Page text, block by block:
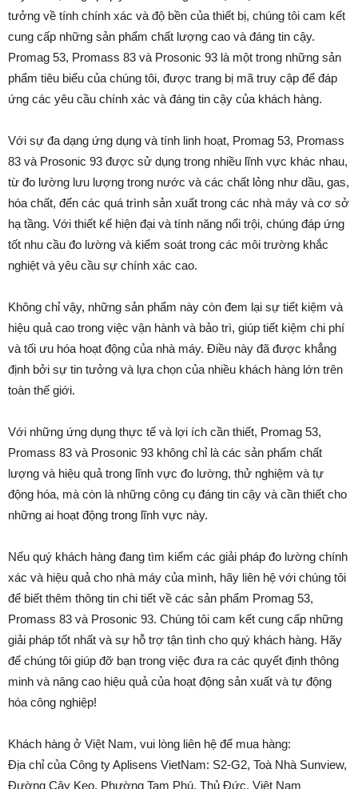
tưởng về tính chính xác và độ bền của thiết bị, chúng tôi cam kết
cung cấp những sản phẩm chất lượng cao và đáng tin cậy.
Promag 53, Promass 83 và Prosonic 93 là một trong những sản
phẩm tiêu biểu của chúng tôi, được trang bị mã truy cập để đáp
ứng các yêu cầu chính xác và đáng tin cậy của khách hàng.
Với sự đa dạng ứng dụng và tính linh hoạt, Promag 53, Promass
83 và Prosonic 93 được sử dụng trong nhiều lĩnh vực khác nhau,
từ đo lường lưu lượng trong nước và các chất lỏng như dầu, gas,
hóa chất, đến các quá trình sản xuất trong các nhà máy và cơ sở
hạ tầng. Với thiết kế hiện đại và tính năng nổi trội, chúng đáp ứng
tốt nhu cầu đo lường và kiểm soát trong các môi trường khắc
nghiệt và yêu cầu sự chính xác cao.
Không chỉ vậy, những sản phẩm này còn đem lại sự tiết kiệm và
hiệu quả cao trong việc vận hành và bảo trì, giúp tiết kiệm chi phí
và tối ưu hóa hoạt động của nhà máy. Điều này đã được khẳng
định bởi sự tin tưởng và lựa chọn của nhiều khách hàng lớn trên
toàn thế giới.
Với những ứng dụng thực tế và lợi ích cần thiết, Promag 53,
Promass 83 và Prosonic 93 không chỉ là các sản phẩm chất
lượng và hiệu quả trong lĩnh vực đo lường, thử nghiệm và tự
động hóa, mà còn là những công cụ đáng tin cậy và cần thiết cho
những ai hoạt động trong lĩnh vực này.
Nếu quý khách hàng đang tìm kiếm các giải pháp đo lường chính
xác và hiệu quả cho nhà máy của mình, hãy liên hệ với chúng tôi
để biết thêm thông tin chi tiết về các sản phẩm Promag 53,
Promass 83 và Prosonic 93. Chúng tôi cam kết cung cấp những
giải pháp tốt nhất và sự hỗ trợ tận tình cho quý khách hàng. Hãy
để chúng tôi giúp đỡ bạn trong việc đưa ra các quyết định thông
minh và nâng cao hiệu quả của hoạt động sản xuất và tự động
hóa công nghiệp!
Khách hàng ở Việt Nam, vui lòng liên hệ để mua hàng:
Địa chỉ của Công ty Aplisens VietNam: S2-G2, Toà Nhà Sunview,
Đường Cây Keo, Phường Tam Phú, Thủ Đức, Việt Nam